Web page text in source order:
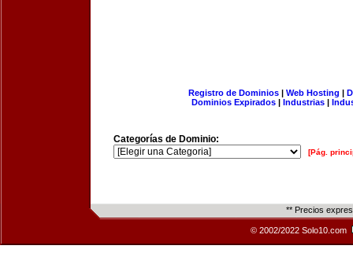
Registro de Dominios| Web Hosting |
Dominios Expirados | Industrias |
Categorías de Dominio:
[Pág.
** Precios
© 2002/2022 Solo10.com